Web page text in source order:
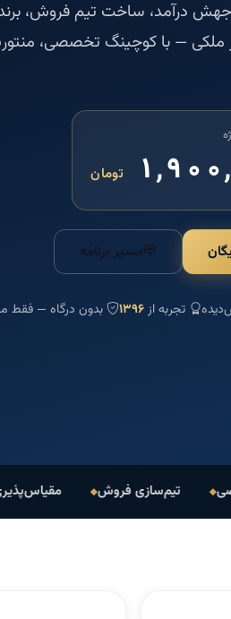
جهش درآمد، ساخت تیم فروش،
— با کوچینگ تخصصی،
تومان
مسیر برنامه
تجربه از۱۳۹۶ بدون درگاه — فقط
تیم‌سازی فروش مقیاس‌پذیری